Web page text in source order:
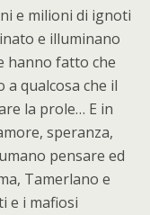
e milioni di ignoti
e illuminano
hanno fatto che
a qualcosa che il
la prole… E in
speranza,
pensare ed
Tamerlano e
e i mafiosi